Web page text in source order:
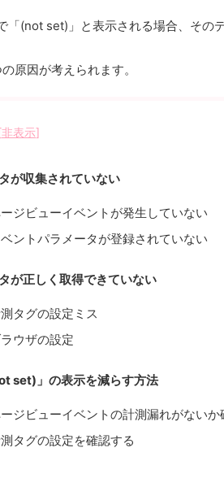
「(not set)」と表示される場合、その
原因が考えられます。
非表示]
が収集されていない
ジビューイベントが発生していない
ントパラメータが登録されていない
が正しく取得できていない
タグの設定ミス
ウザの設定
set)」の表示を減らす方法
ジビューイベントの計測漏れがないか
タグの設定を確認する